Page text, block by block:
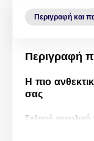
Περιγραφή και
Περιγραφή
Η πιο
σας
Σκληρό